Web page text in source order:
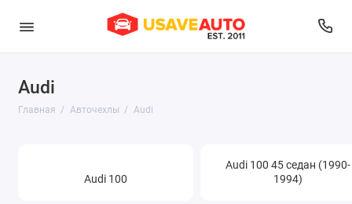
Audi
Главная Авточехлы Audi
Audi
Audi 100
Audi 100 45 седан (1990-
1994)